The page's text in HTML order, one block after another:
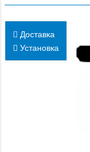
Доставка
Установка